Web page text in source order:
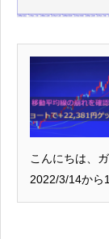
こんにちは、
2022/3/14から